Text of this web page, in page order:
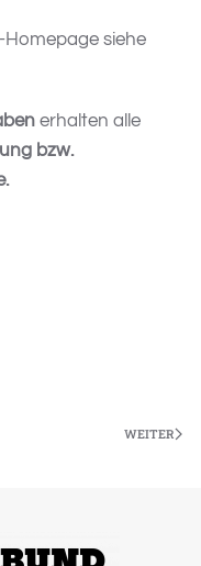
siehe
erhalten alle
bzw.
WEITER